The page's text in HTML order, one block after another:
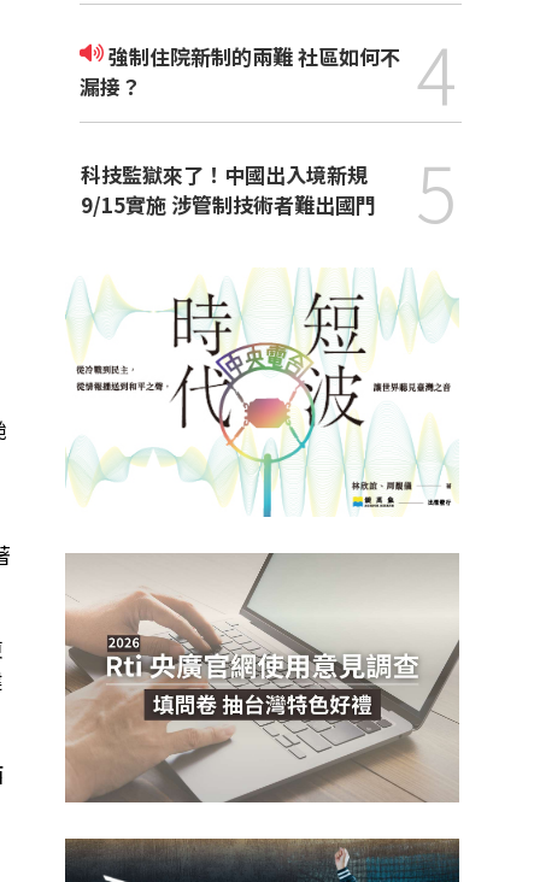
強制住院新制的兩難 社區如何不
漏接？
4
科技監獄來了！中國出入境新規
9/15實施 涉管制技術者難出國門
5